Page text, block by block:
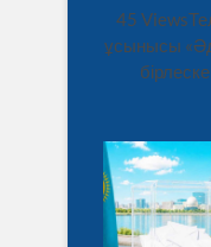
45
ұсынысы